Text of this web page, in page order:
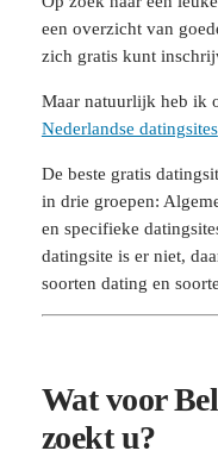
een overzicht van
zich gratis kunt
Maar natuurlijk heb ik
Nederlandse datingsites
De beste gratis
in drie groepen:
en specifieke
datingsite is er niet,
soorten dating en
Wat voor
zoekt u?